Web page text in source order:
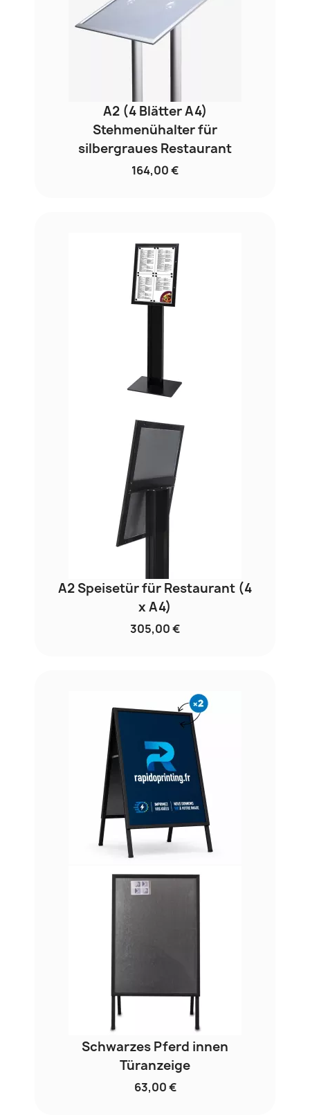
A2 (4 Blätter A4)
Stehmenühalter für
silbergraues Restaurant
164,00 €
A2 Speisetür für Restaurant (4
x A4)
305,00 €
Schwarzes Pferd innen
Türanzeige
63,00 €